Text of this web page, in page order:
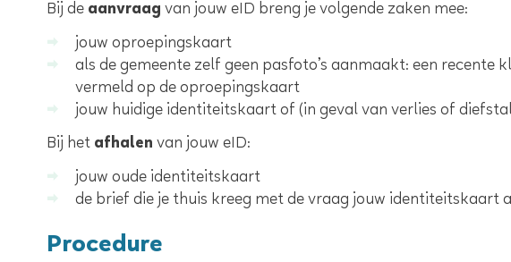
Bij de aanvraag van jouw eID breng je volgende zaken mee:
jouw oproepingskaart
als de gemeente zelf geen pasfoto’s aanmaakt: een
vermeld op de oproepingskaart
jouw huidige identiteitskaart of (in geval van verlies of
Bij het afhalen van jouw eID:
jouw oude identiteitskaart
de brief die je thuis kreeg met de vraag jouw identiteitskaart
Procedure